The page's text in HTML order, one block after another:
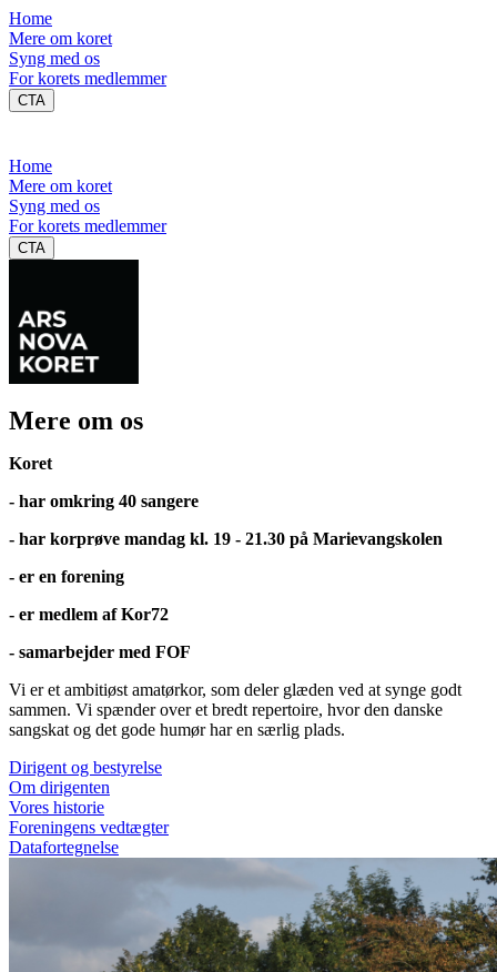
Home
Mere om koret
Syng med os
For korets medlemmer
CTA
Home
Mere om koret
Syng med os
For korets medlemmer
CTA
Mere om os
Koret
- har omkring 40 sangere
- har korprøve mandag kl. 19 - 21.30 på Marievangskolen
- er en forening
- er medlem af Kor72
- samarbejder med FOF
Vi er et ambitiøst amatørkor, som deler glæden ved at synge godt
sammen. Vi spænder over et bredt repertoire, hvor den danske
sangskat og det gode humør har en særlig plads.
Dirigent og bestyrelse
Om dirigenten
Vores historie
Foreningens vedtægter
Datafortegnelse